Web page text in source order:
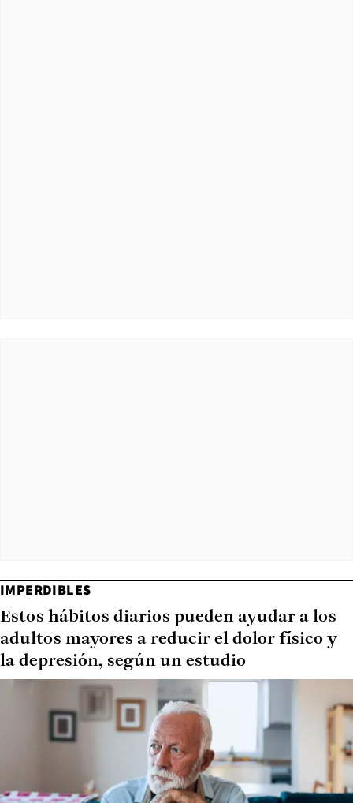
IMPERDIBLES
Estos hábitos diarios pueden ayudar a los
adultos mayores a reducir el dolor físico y
la depresión, según un estudio